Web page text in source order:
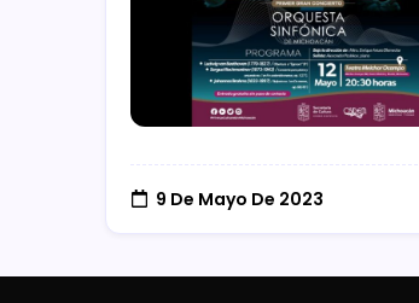
9 De Mayo De 2023